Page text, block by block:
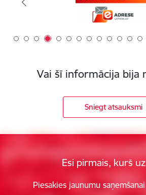
Vai šī informācija bija
Sniegt atsauksmi
Esi pirmais, kurš
Piesakies jaunumu